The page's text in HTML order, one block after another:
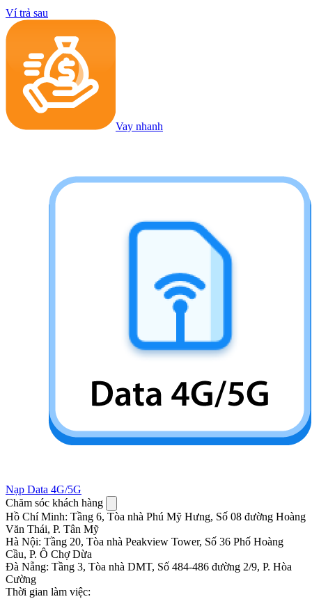
Ví trả sau
Vay nhanh
Nạp Data 4G/5G
Chăm sóc khách hàng
Hồ Chí Minh: Tầng 6, Tòa nhà Phú Mỹ Hưng, Số 08 đường Hoàng
Văn Thái, P. Tân Mỹ
Hà Nội: Tầng 20, Tòa nhà Peakview Tower, Số 36 Phố Hoàng
Cầu, P. Ô Chợ Dừa
Đà Nẵng: Tầng 3, Tòa nhà DMT, Số 484-486 đường 2/9, P. Hòa
Cường
Thời gian làm việc: